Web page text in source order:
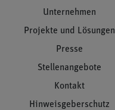
Unternehmen
Projekte und Lösungen
Presse
Stellenangebote
Kontakt
Hinweisgeberschutz